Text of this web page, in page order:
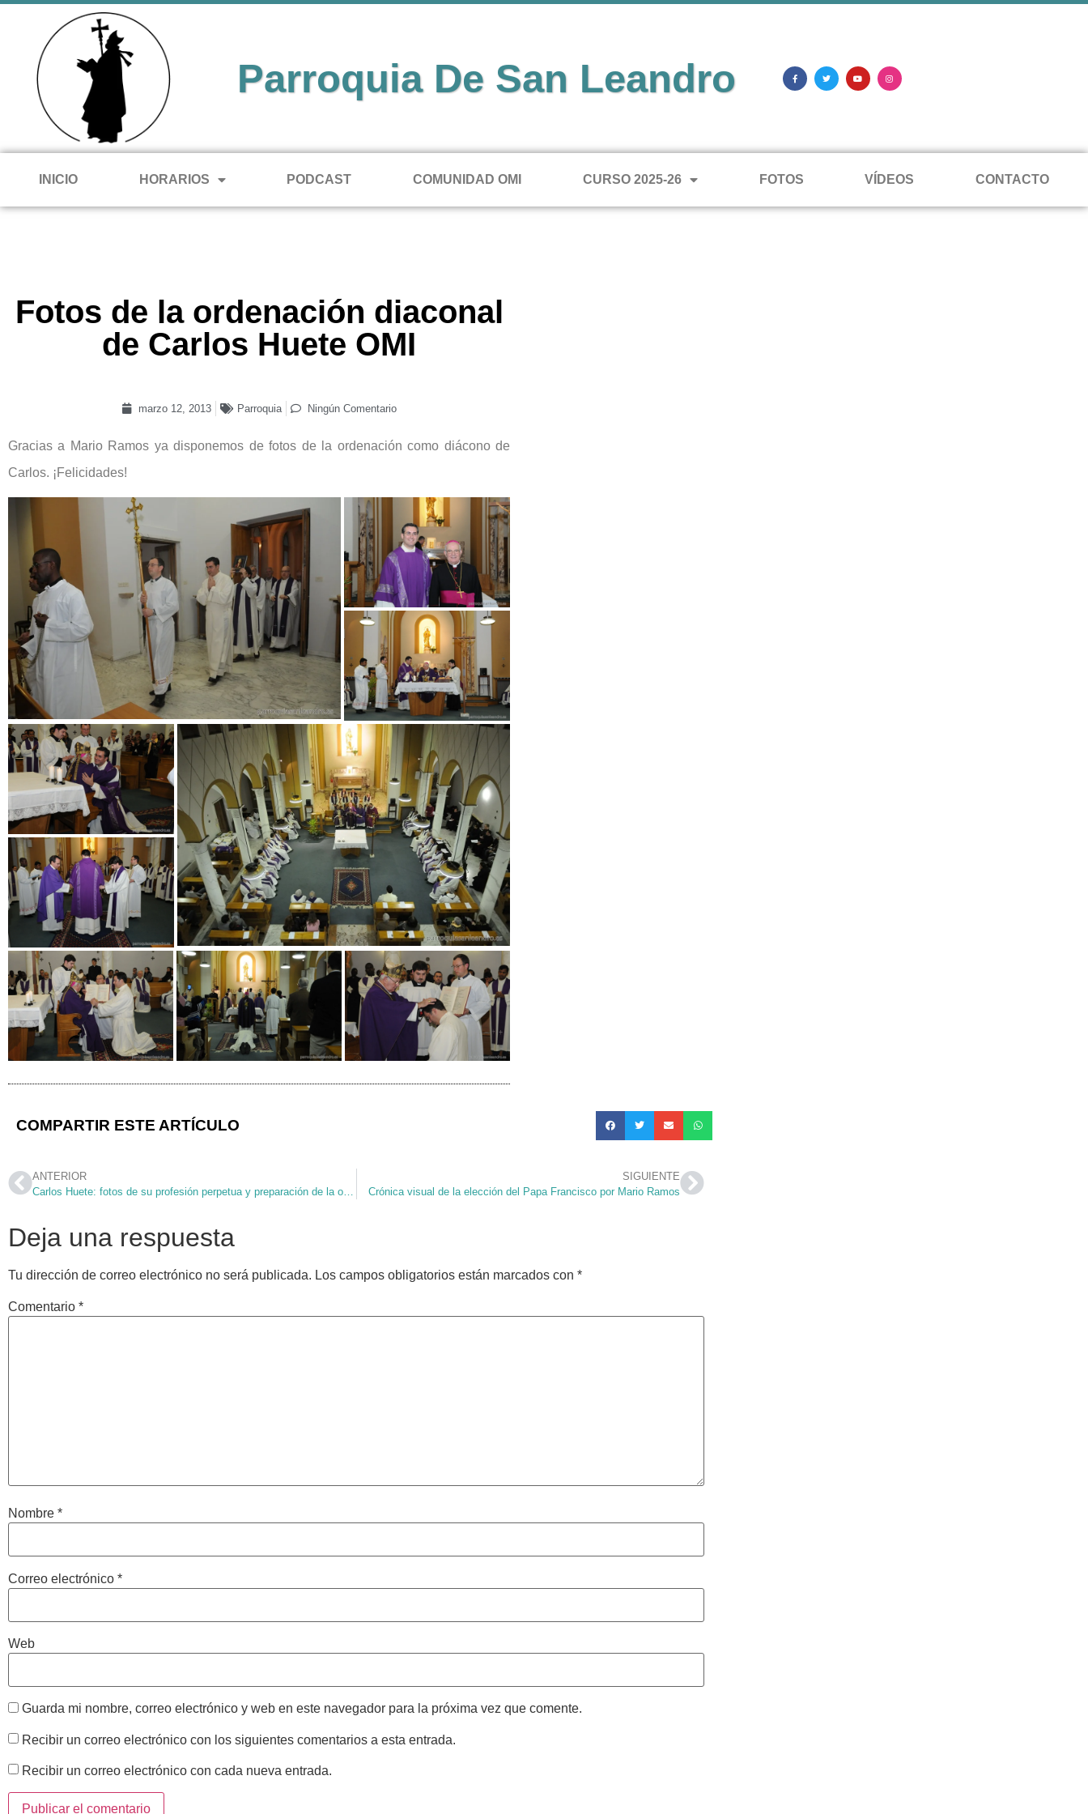
Parroquia De San Leandro
INICIO HORARIOS PODCAST COMUNIDAD OMI CURSO 2025-26 FOTOS VÍDEOS CONTACTO
Fotos de la ordenación diaconal
de Carlos Huete OMI
marzo 12, 2013 Parroquia Ningún Comentario
Gracias a Mario Ramos ya disponemos de fotos de la ordenación como diácono de
Carlos. ¡Felicidades!
COMPARTIR ESTE ARTÍCULO
ANTERIOR
SIGUIENTE
Crónica visual de la elección del Papa Francisco por Mario Ramos
Deja una respuesta
Tu dirección de correo electrónico no será publicada. Los campos obligatorios están marcados con *
Comentario *
Nombre *
Correo electrónico *
Web
Guarda mi nombre, correo electrónico y web en este navegador para la próxima vez que comente.
Recibir un correo electrónico con los siguientes comentarios a esta entrada.
Recibir un correo electrónico con cada nueva entrada.